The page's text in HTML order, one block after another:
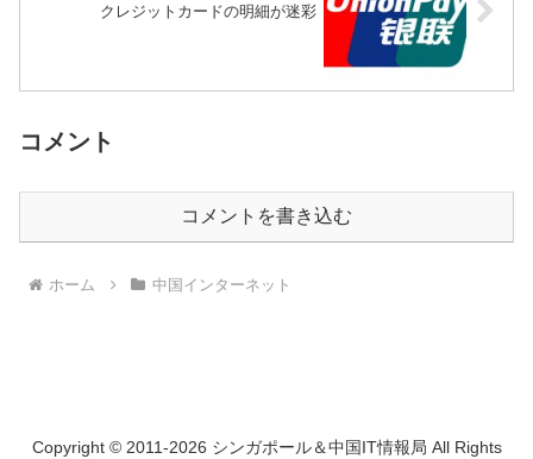
クレジットカードの明細が迷彩
コメント
コメントを書き込む
ホーム 中国インターネット
Copyright © 2011-2026 シンガポール＆中国IT情報局 All Rights